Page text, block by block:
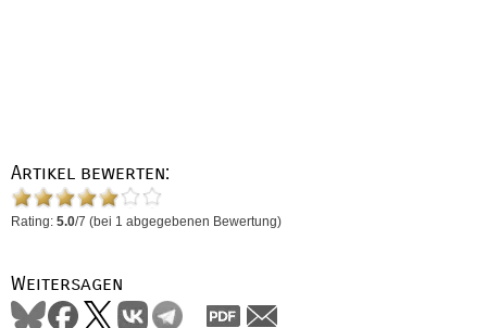
Artikel bewerten:
Rating: 5.0/7 (bei 1 abgegebenen Bewertung)
Weitersagen